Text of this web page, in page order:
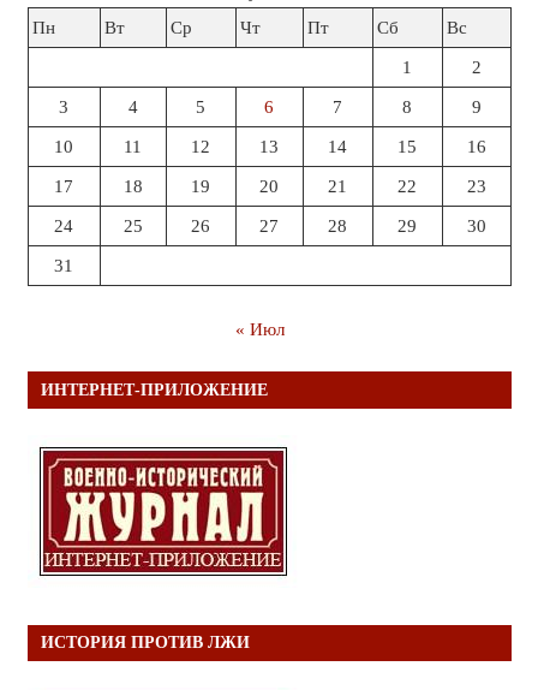
Пн
Вт Ср Чт Пт Сб Вс
1 2
3 4 5 6 7 8 9
10 11 12 13 14 15 16
17 18 19 20 21 22 23
24 25 26 27 28 29 30
31
« Июл
ИНТЕРНЕТ-ПРИЛОЖЕНИЕ
ИСТОРИЯ ПРОТИВ ЛЖИ